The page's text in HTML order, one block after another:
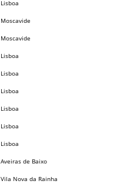
Lisboa
Moscavide
Moscavide
Lisboa
Lisboa
Lisboa
Lisboa
Lisboa
Lisboa
Aveiras de Baixo
Vila Nova da Rainha